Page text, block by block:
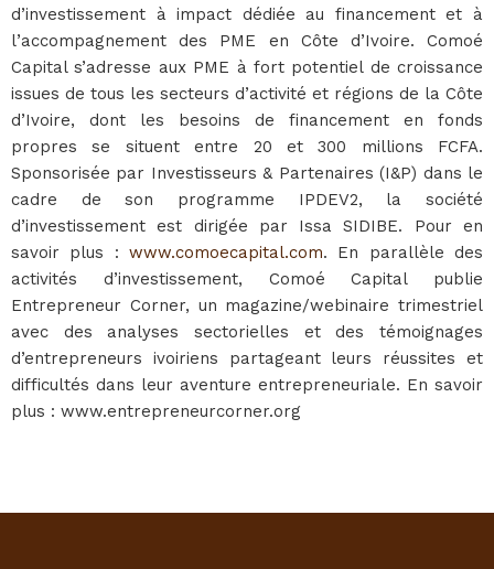
d’investissement à impact dédiée au financement et à
l’accompagnement des PME en Côte d’Ivoire. Comoé
Capital s’adresse aux PME à fort potentiel de croissance
issues de tous les secteurs d’activité et régions de la Côte
d’Ivoire, dont les besoins de financement en fonds
propres se situent entre 20 et 300 millions FCFA.
Sponsorisée par Investisseurs & Partenaires (I&P) dans le
cadre de son programme IPDEV2, la société
d’investissement est dirigée par Issa SIDIBE. Pour en
savoir plus : www.comoecapital.com. En parallèle des
activités d’investissement, Comoé Capital publie
Entrepreneur Corner, un magazine/webinaire trimestriel
avec des analyses sectorielles et des témoignages
d’entrepreneurs ivoiriens partageant leurs réussites et
difficultés dans leur aventure entrepreneuriale. En savoir
plus : www.entrepreneurcorner.org